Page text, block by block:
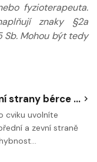
fyzioterapeuta.
znaky §2a
Sb. Mohou být tedy
Protažení přední strany bérce - relaxace peroneálních svalů
cviku uvolníte
a zevní straně